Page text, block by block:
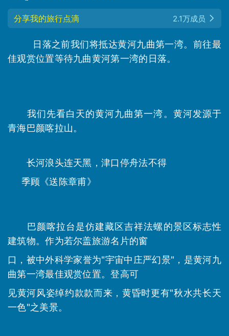
分享我的旅行点滴 2.1万成员
日落之前我们将抵达黄河九曲第一湾。前往最
佳观赏位置等待九曲黄河第一湾的日落。
我们先看白天的黄河九曲第一湾。黄河发源于
青海巴颜喀拉山。
长河浪头连天黑，津口停舟法不得
季顾《送陈章甫》
巴颜喀拉台是仿建藏区吉祥法螺的景区标志性
建筑物。作为若尔盖旅游名片的窗
口，被中外科学家誉为"宇宙中庄严幻景"，是黄河九
曲第一湾最佳观赏位置。登高可
见黄河风姿绰约款款而来，黄昏时更有"秋水共长天
一色"之美景。